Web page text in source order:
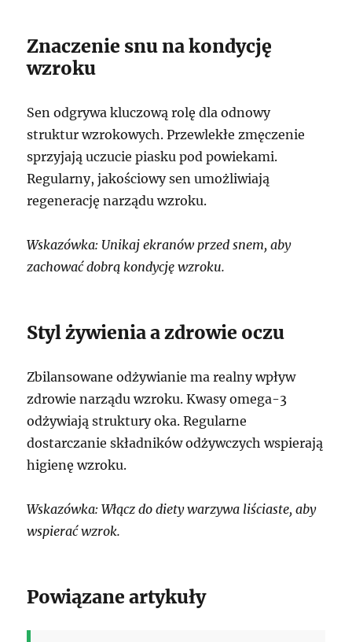
Znaczenie snu na kondycję
wzroku
Sen odgrywa kluczową rolę dla odnowy
struktur wzrokowych. Przewlekłe zmęczenie
sprzyjają uczucie piasku pod powiekami.
Regularny, jakościowy sen umożliwiają
regenerację narządu wzroku.
Wskazówka: Unikaj ekranów przed snem, aby
zachować dobrą kondycję wzroku.
Styl żywienia a zdrowie oczu
Zbilansowane odżywianie ma realny wpływ
zdrowie narządu wzroku. Kwasy omega-3
odżywiają struktury oka. Regularne
dostarczanie składników odżywczych wspierają
higienę wzroku.
Wskazówka: Włącz do diety warzywa liściaste, aby
wspierać wzrok.
Powiązane artykuły